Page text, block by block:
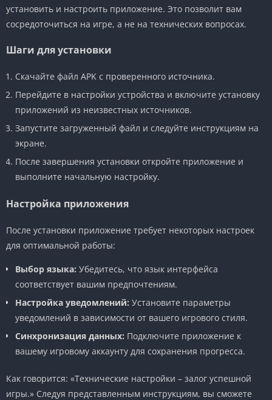
установить и настроить приложение. Это позволит вам
сосредоточиться на игре, а не на технических вопросах.
Шаги для установки
Скачайте файл APK с проверенного источника.
Перейдите в настройки устройства и включите установку
приложений из неизвестных источников.
Запустите загруженный файл и следуйте инструкциям на
экране.
После завершения установки откройте приложение и
выполните начальную настройку.
Настройка приложения
После установки приложение требует некоторых настроек
для оптимальной работы:
Выбор языка: Убедитесь, что язык интерфейса
соответствует вашим предпочтениям.
Настройка уведомлений: Установите параметры
уведомлений в зависимости от вашего игрового стиля.
Синхронизация данных: Подключите приложение к
вашему игровому аккаунту для сохранения прогресса.
Как говорится: «Технические настройки – залог успешной
игры.» Следуя представленным инструкциям, вы сможете